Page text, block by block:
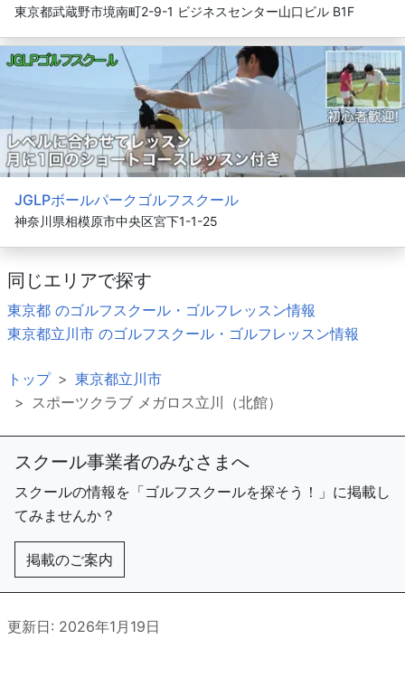
東京都武蔵野市境南町2-9-1 ビジネスセンター山口ビル B1F
JGLPボールパークゴルフスクール
神奈川県相模原市中央区宮下1-1-25
同じエリアで探す
東京都 のゴルフスクール・ゴルフレッスン情報
東京都立川市 のゴルフスクール・ゴルフレッスン情報
トップ
東京都立川市
スポーツクラブ メガロス立川（北館）
スクール事業者のみなさまへ
スクールの情報を「ゴルフスクールを探そう！」に掲載し
てみませんか？
掲載のご案内
更新日: 2026年1月19日